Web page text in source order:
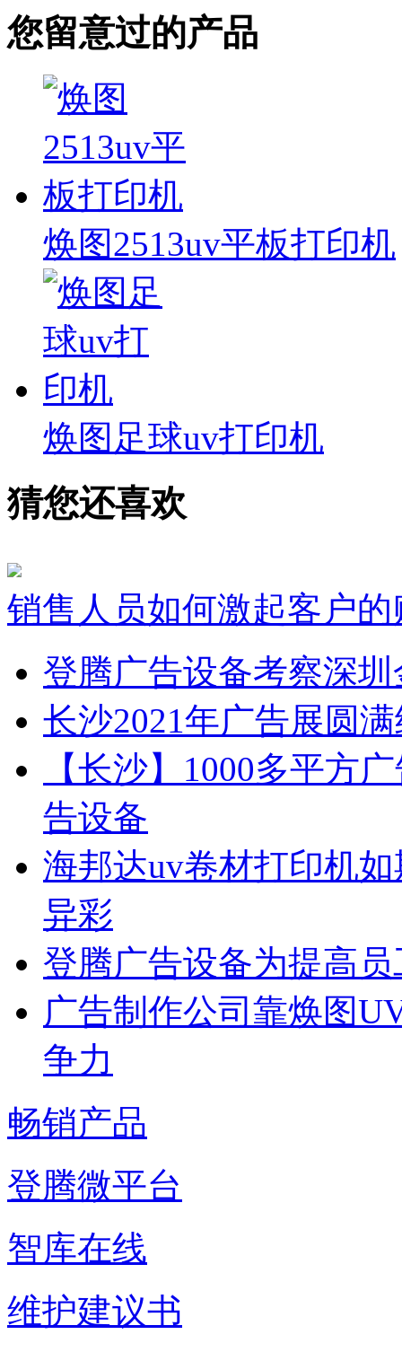
您留意过的产品
焕图2513uv平板打印机
焕图足球uv打印机
猜您还喜欢
销售人员如何激起客户的
登腾广告设备考察深
长沙2021年广告展圆
【长沙】1000多平方
告设备
海邦达uv卷材打印机
异彩
登腾广告设备为提高
广告制作公司靠焕图
争力
畅销产品
登腾微平台
智库在线
维护建议书